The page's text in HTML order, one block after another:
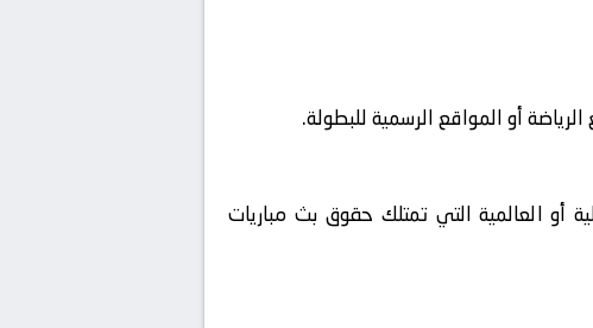
أو المواقع الرسمية للبطولة.
أو العالمية التي تمتلك حقوق بث مباريات